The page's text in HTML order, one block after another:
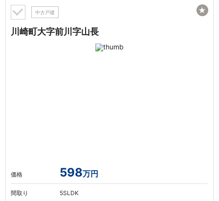
中古戸建
川崎町大字前川字山長
価格 598万円
間取り 5SLDK
★